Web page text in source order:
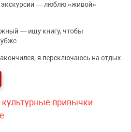
экскурсии — люблю «живой»
— ищу книгу, чтобы
я переключаюсь на отдых.
культурные привычки